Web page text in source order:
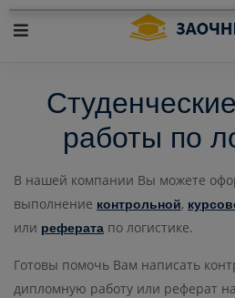
работы по
В нашей компании Вы можете
выполнение контрольной,
или реферата по логистике.
Готовы помочь Вам написать
дипломную работу или реферат на